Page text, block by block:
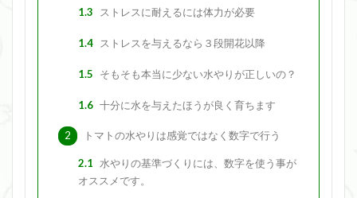
1.3 ストレスに耐えるには体力が必要
1.4 ストレスを与えるなら３段開花以降
1.5 そもそも本当に少ない水やりが正しいの？
1.6 十分に水を与えたほうが良く育ちます
2 トマトの水やりは感覚ではなく数字で行う
2.1
水やりの基準づくりには、数字を使う事が
オススメです。